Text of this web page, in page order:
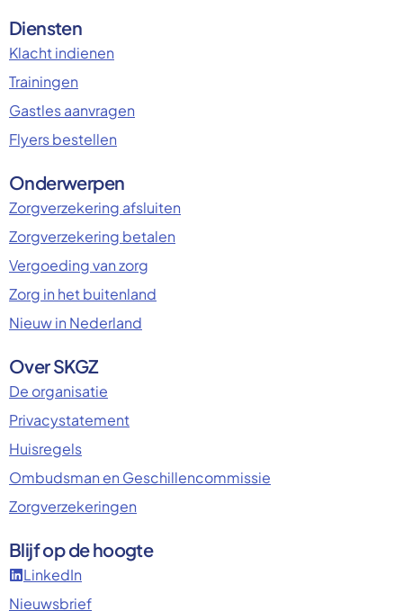
Diensten
Klacht indienen
Trainingen
Gastles aanvragen
Flyers bestellen
Onderwerpen
Zorgverzekering afsluiten
Zorgverzekering betalen
Vergoeding van zorg
Zorg in het buitenland
Nieuw in Nederland
Over SKGZ
De organisatie
Privacystatement
Huisregels
Ombudsman en Geschillencommissie
Zorgverzekeringen
Blijf op de hoogte
LinkedIn
Nieuwsbrief